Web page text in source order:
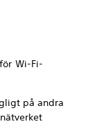
Wi-Fi-
på andra